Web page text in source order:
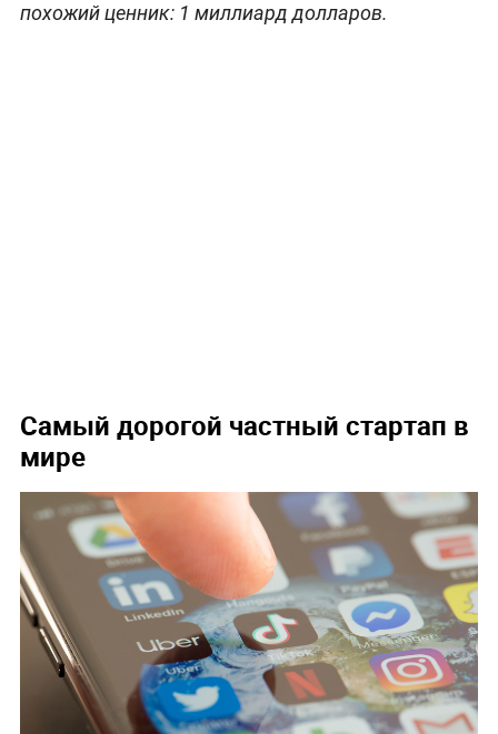
похожий ценник: 1 миллиард долларов.
Самый дорогой частный стартап в
мире